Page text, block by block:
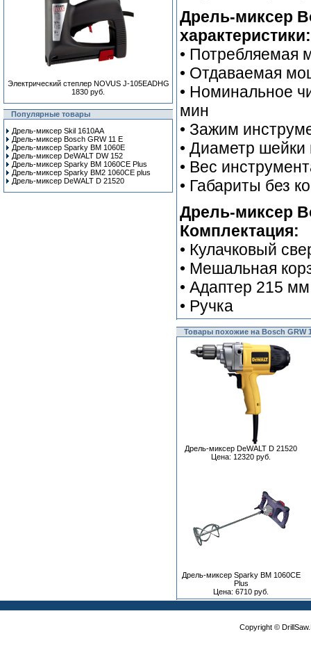
Электрический степлер NOVUS J-105EADHG
1830 руб.
Популярные товары
Дрель-миксер Skil 1610AA
Дрель-миксер Bosch GRW 11 E
Дрель-миксер Sparky BM 1060E
Дрель-миксер DeWALT DW 152
Дрель-миксер Sparky BM 1060CE Plus
Дрель-миксер Sparky BM2 1060CE plus
Дрель-миксер DeWALT D 21520
Дрель-миксер
характеристики:
• Потребляемая
• Отдаваемая
• Номинальное
мин
• Зажим
• Диаметр
• Вес
• Габариты без
Дрель-миксер
Комплектация:
• Кулачковый
• Мешальная
• Адаптер 215 мм
• Ручка
Товары похожие на Bosch GRW
Дрель-миксер DeWALT D 21520
Цена: 12320 руб.
Дрель-миксер Sparky BM 1060CE
Plus
Цена: 6710 руб.
Copyright ©